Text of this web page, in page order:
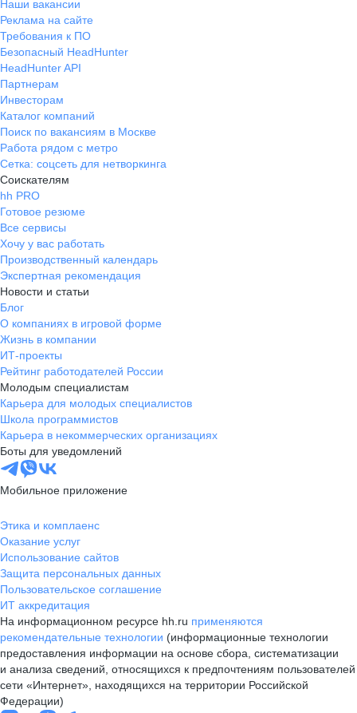
Наши вакансии
Реклама на сайте
Требования к ПО
Безопасный HeadHunter
HeadHunter API
Партнерам
Инвесторам
Каталог компаний
Поиск по вакансиям в Москве
Работа рядом с метро
Сетка: соцсеть для нетворкинга
Соискателям
hh PRO
Готовое резюме
Все сервисы
Хочу у вас работать
Производственный календарь
Экспертная рекомендация
Новости и статьи
Блог
О компаниях в игровой форме
Жизнь в компании
ИТ-проекты
Рейтинг работодателей России
Молодым специалистам
Карьера для молодых специалистов
Школа программистов
Карьера в некоммерческих организациях
Боты для уведомлений
Мобильное приложение
Этика и комплаенс
Оказание услуг
Использование сайтов
Защита персональных данных
Пользовательское соглашение
ИТ аккредитация
На информационном ресурсе hh.ru применяются
рекомендательные технологии (информационные технологии
предоставления информации на основе сбора, систематизации
и анализа сведений, относящихся к предпочтениям пользователей
сети «Интернет», находящихся на территории Российской
Федерации)